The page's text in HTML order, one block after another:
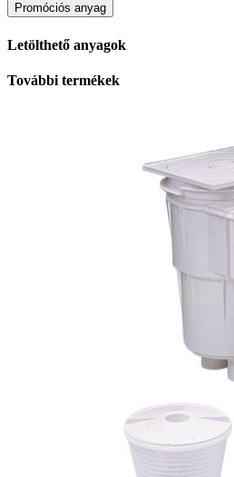
Promóciós anyag
Letölthető anyagok
További termékek